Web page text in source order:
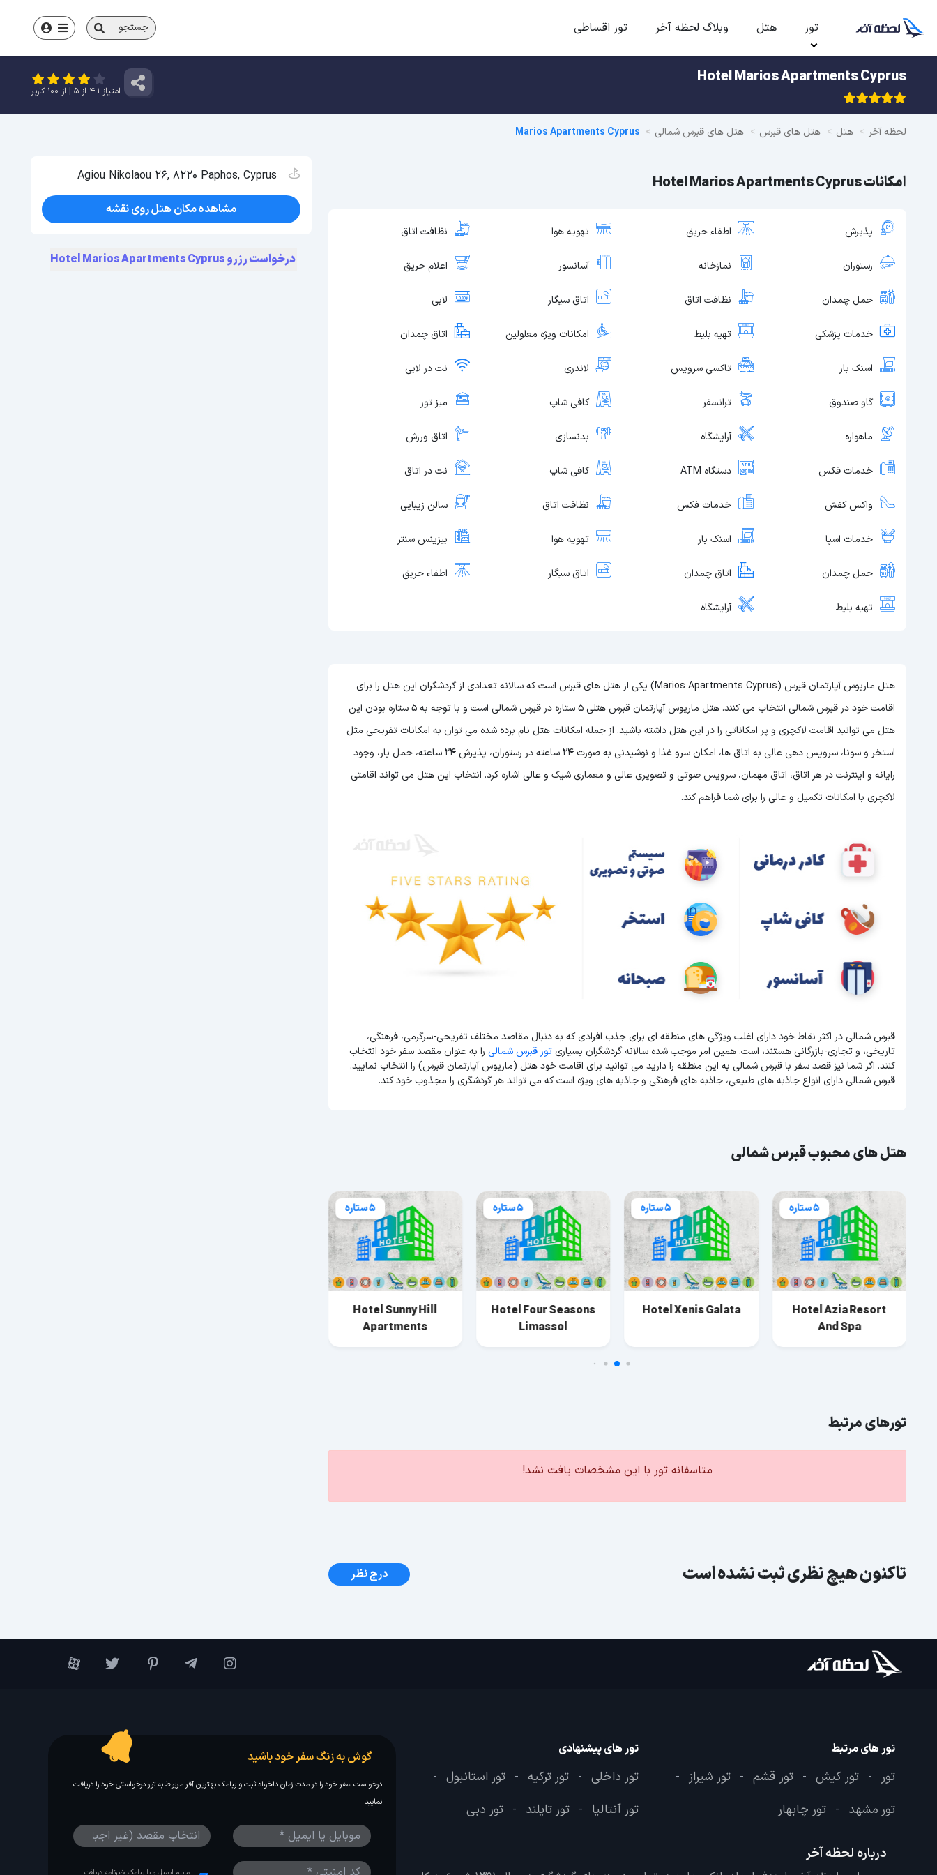
تور هتل وبلاگ لحظه آخر تور اقساطی جستجو
Hotel Marios Apartments Cyprus
امتیاز 4.1 از 5 | از 100 کاربر
لحظه آخر هتل هتل های قبرس هتل های قبرس شمالی Marios Apartments Cyprus
امکانات Hotel Marios Apartments Cyprus
پذیرش اطفاء حریق تهویه هوا نظافت اتاق
رستوران نمازخانه آسانسور اعلام حریق
حمل چمدان نظافت اتاق اتاق سیگار لابی
خدمات پزشکی تهیه بلیط امکانات ویژه معلولین اتاق چمدان
اسنک بار تاکسی سرویس لاندری نت در لابی
گاو صندوق ترانسفر کافی شاپ میز تور
ماهواره آرایشگاه بدنسازی اتاق ورزش
خدمات فکس دستگاه ATM کافی شاپ نت در اتاق
واکس کفش خدمات فکس نظافت اتاق سالن زیبایی
خدمات اسپا اسنک بار تهویه هوا بیزینس سنتر
حمل چمدان اتاق چمدان اتاق سیگار اطفاء حریق
تهیه بلیط آرایشگاه
هتل ماریوس آپارتمان قبرس (Marios Apartments Cyprus) یکی از هتل های قبرس است که سالانه تعدادی از گردشگران این هتل را برای
اقامت خود در قبرس شمالی انتخاب می کنند. هتل ماریوس آپارتمان قبرس هتلی 5 ستاره در قبرس شمالی است و با توجه به 5 ستاره بودن این
هتل می توانید اقامت لاکچری و پر امکاناتی را در این هتل داشته باشید. از جمله امکانات هتل نام برده شده می توان به امکانات تفریحی مثل
استخر و سونا، سرویس دهی عالی به اتاق ها، امکان سرو غذا و نوشیدنی به صورت 24 ساعته در رستوران، پذیرش 24 ساعته، حمل بار، وجود
رایانه و اینترنت در هر اتاق، اتاق مهمان، سرویس صوتی و تصویری عالی و معماری شیک و عالی اشاره کرد. انتخاب این هتل می تواند اقامتی
لاکچری با امکانات تکمیل و عالی را برای شما فراهم کند.
قبرس شمالی در اکثر نقاط خود دارای اغلب ویژگی های منطقه ای برای جذب افرادی که به دنبال مقاصد مختلف تفریحی-سرگرمی، فرهنگی،
تاریخی، و تجاری-بازرگانی هستند، است. همین امر موجب شده سالانه گردشگران بسیاریتور قبرس شمالی را به عنوان مقصد سفر خود انتخاب
کنند. اگر شما نیز قصد سفر با قبرس شمالی به این منطقه را دارید می توانید برای اقامت خود هتل (ماریوس آپارتمان قبرس) را انتخاب نمایید.
قبرس شمالی دارای انواع جاذبه های طبیعی، جاذبه های فرهنگی و جاذبه های ویژه است که می تواند هر گردشگری را مجذوب خود کند.
هتل های محبوب قبرس شمالی
5 ستاره
Hotel Azia Resort
And Spa
5 ستاره
Hotel Xenis Galata
5 ستاره
Hotel Four Seasons
Limassol
5 ستاره
Hotel Sunny Hill
Apartments
تورهای مرتبط
متاسفانه تور با این مشخصات یافت نشد!
تاکنون هیچ نظری ثبت نشده است درج نظر
Agiou Nikolaou 26, 8220 Paphos, Cyprus
مشاهده مکان هتل روی نقشه
درخواست رزرو Hotel Marios Apartments Cyprus
تور های مرتبط
تور - تور کیش - تور قشم - تور شیراز -
تور مشهد - تور چابهار
تور های پیشنهادی
تور داخلی - تور ترکیه - تور استانبول -
تور آنتالیا - تور تایلند - تور دبی
درباره لحظه آخر
گوش به زنگ سفر خود باشید
درخواست سفر خود را در مدت زمان دلخواه ثبت و پیامک بهترین آفر مربوط به تور درخواستی خود را دریافت
نمایید
مایلم ایمیل و یا پیامک خبرنامه دریافت